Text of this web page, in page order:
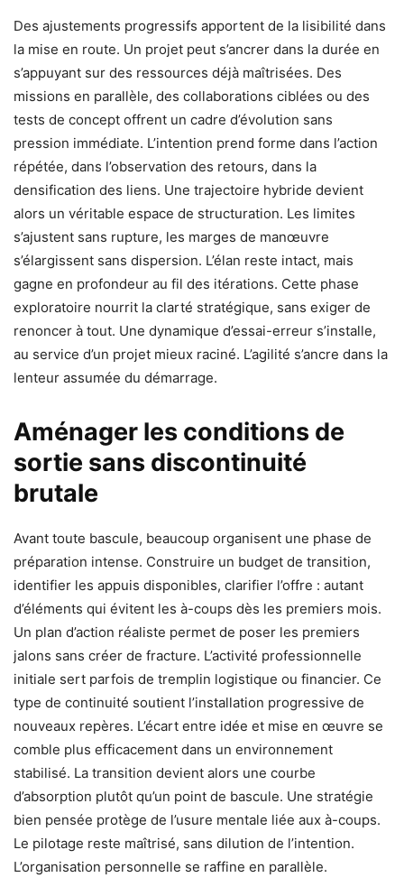
Des ajustements progressifs apportent de la lisibilité dans
la mise en route. Un projet peut s’ancrer dans la durée en
s’appuyant sur des ressources déjà maîtrisées. Des
missions en parallèle, des collaborations ciblées ou des
tests de concept offrent un cadre d’évolution sans
pression immédiate. L’intention prend forme dans l’action
répétée, dans l’observation des retours, dans la
densification des liens. Une trajectoire hybride devient
alors un véritable espace de structuration. Les limites
s’ajustent sans rupture, les marges de manœuvre
s’élargissent sans dispersion. L’élan reste intact, mais
gagne en profondeur au fil des itérations. Cette phase
exploratoire nourrit la clarté stratégique, sans exiger de
renoncer à tout. Une dynamique d’essai-erreur s’installe,
au service d’un projet mieux raciné. L’agilité s’ancre dans la
lenteur assumée du démarrage.
Aménager les conditions de
sortie sans discontinuité
brutale
Avant toute bascule, beaucoup organisent une phase de
préparation intense. Construire un budget de transition,
identifier les appuis disponibles, clarifier l’offre : autant
d’éléments qui évitent les à-coups dès les premiers mois.
Un plan d’action réaliste permet de poser les premiers
jalons sans créer de fracture. L’activité professionnelle
initiale sert parfois de tremplin logistique ou financier. Ce
type de continuité soutient l’installation progressive de
nouveaux repères. L’écart entre idée et mise en œuvre se
comble plus efficacement dans un environnement
stabilisé. La transition devient alors une courbe
d’absorption plutôt qu’un point de bascule. Une stratégie
bien pensée protège de l’usure mentale liée aux à-coups.
Le pilotage reste maîtrisé, sans dilution de l’intention.
L’organisation personnelle se raffine en parallèle.